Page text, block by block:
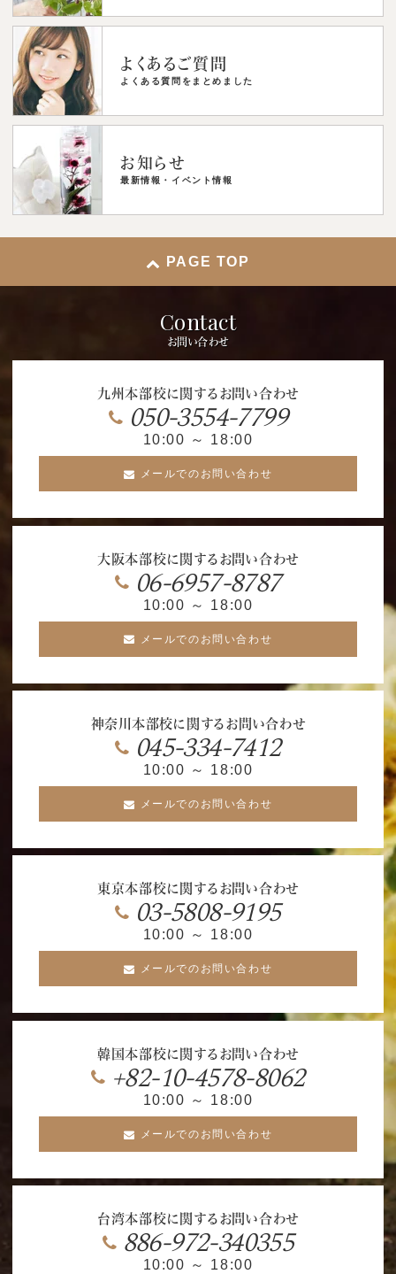
よくあるご質問
よくある質問をまとめました
お知らせ
最新情報・イベント情報
PAGE TOP
Contact
お問い合わせ
九州本部校に関するお問い合わせ
050-3554-7799
10:00 ～ 18:00
メールでのお問い合わせ
大阪本部校に関するお問い合わせ
06-6957-8787
10:00 ～ 18:00
メールでのお問い合わせ
神奈川本部校に関するお問い合わせ
045-334-7412
10:00 ～ 18:00
メールでのお問い合わせ
東京本部校に関するお問い合わせ
03-5808-9195
10:00 ～ 18:00
メールでのお問い合わせ
韓国本部校に関するお問い合わせ
+82-10-4578-8062
10:00 ～ 18:00
メールでのお問い合わせ
台湾本部校に関するお問い合わせ
886-972-340355
10:00 ～ 18:00